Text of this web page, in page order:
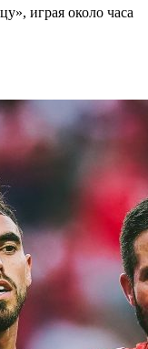
играя около часа